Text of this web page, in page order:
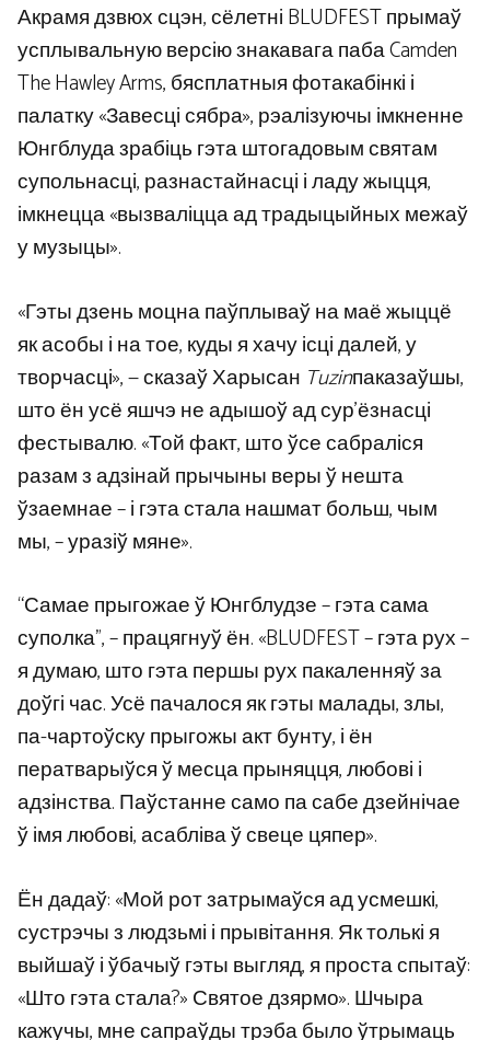
Акрамя дзвюх сцэн, сёлетні BLUDFEST прымаў
усплывальную версію знакавага паба Camden
The Hawley Arms, бясплатныя фотакабінкі і
палатку «Завесці сябра», рэалізуючы імкненне
Юнгблуда зрабіць гэта штогадовым святам
супольнасці, разнастайнасці і ладу жыцця,
імкнецца «вызваліцца ад традыцыйных межаў
у музыцы».
«Гэты дзень моцна паўплываў на маё жыццё
як асобы і на тое, куды я хачу ісці далей, у
творчасці», — сказаў Харысан Tuzinпаказаўшы,
што ён усё яшчэ не адышоў ад сур’ёзнасці
фестывалю. «Той факт, што ўсе сабраліся
разам з адзінай прычыны веры ў нешта
ўзаемнае – і гэта стала нашмат больш, чым
мы, – уразіў мяне».
“Самае прыгожае ў Юнгблудзе – гэта сама
суполка”, – працягнуў ён. «BLUDFEST – гэта рух –
я думаю, што гэта першы рух пакаленняў за
доўгі час. Усё пачалося як гэты малады, злы,
па-чартоўску прыгожы акт бунту, і ён
ператварыўся ў месца прыняцця, любові і
адзінства. Паўстанне само па сабе дзейнічае
ў імя любові, асабліва ў свеце цяпер».
Ён дадаў: «Мой рот затрымаўся ад усмешкі,
сустрэчы з людзьмі і прывітання. Як толькі я
выйшаў і ўбачыў гэты выгляд, я проста спытаў:
«Што гэта стала?» Святое дзярмо». Шчыра
кажучы, мне сапраўды трэба было ўтрымаць